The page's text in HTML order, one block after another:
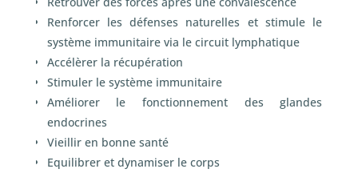
Renforcer les défenses naturelles et stimule le
système immunitaire via le circuit lymphatique
Accélèrer la récupération
Stimuler le système immunitaire
Améliorer le fonctionnement des glandes
endocrines
Vieillir en bonne santé
Equilibrer et dynamiser le corps